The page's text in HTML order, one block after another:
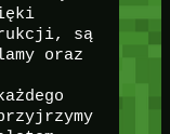
są
oraz